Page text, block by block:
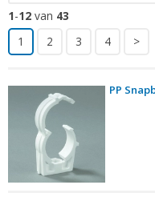
1-12 van 43
1
2 3 4 >
PP